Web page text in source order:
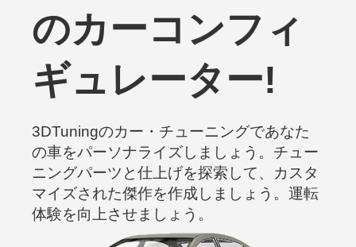
のカーコンフィ
ギュレーター!
3DTuningのカー・チューニングであなた
の車をパーソナライズしましょう。チュー
ニングパーツと仕上げを探索して、カスタ
マイズされた傑作を作成しましょう。運転
体験を向上させましょう。